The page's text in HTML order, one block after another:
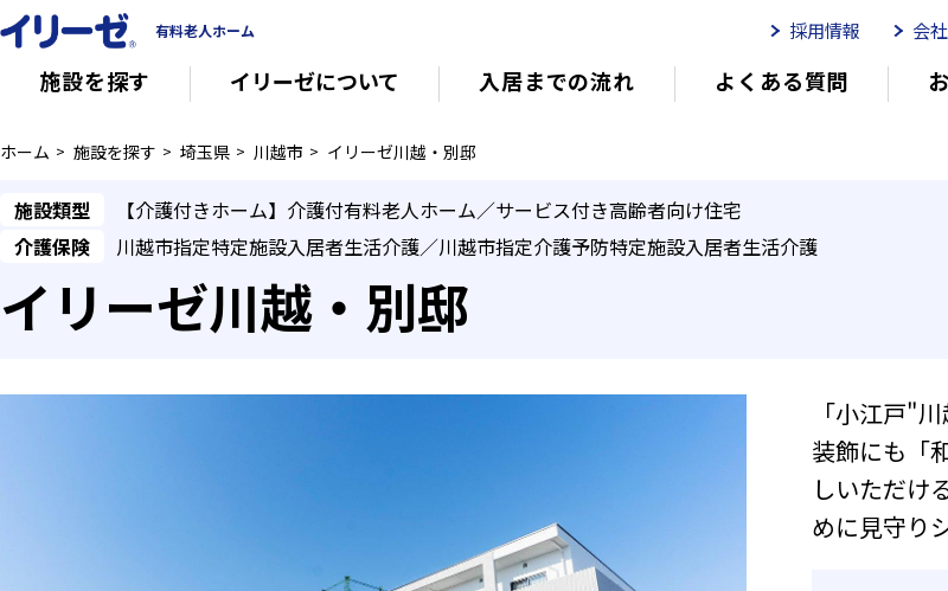
有料老人ホーム
施設を探す イリーゼについて
会社概要
入居までの流れ よくある質問
意外と知らない介護保険の基本 有料老人ホームを選ぶ時のポイント
採用情報 会
ホーム 施設を探す 埼玉県 川越市 イリーゼ川越・別邸
施設類型
【介護付きホーム】介護付有料老人ホーム／サービス付き高齢者向け住宅
介護保険
川越市指定特定施設入居者生活介護／川越市指定介護予防特定施設入居者生活介護
イリーゼ川越・別邸
外観エントランス
防
とつながります。車
あるので雨の日も安
「小江戸"
装飾にも「
しいただけ
めに見守り